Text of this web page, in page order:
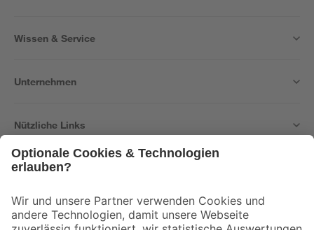
Wissen & Service
Unternehmen
Nützliche Links
Der toom Newsletter: Keine Angebote und Aktionen mehr verpassen!